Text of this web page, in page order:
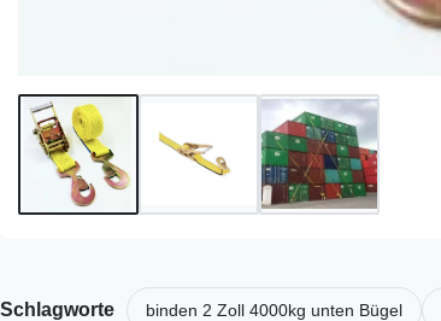
Schlagworte binden 2 Zoll 4000kg unten Bügel